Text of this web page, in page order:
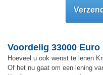
Voordelig 33000 Euro
Hoeveel u ook wenst te lenen
Of het nu gaat om een lening